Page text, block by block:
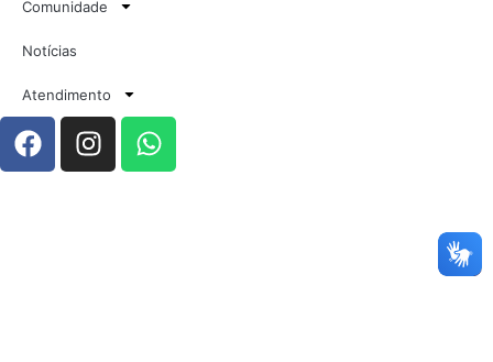
Comunidade
Notícias
Atendimento
4º Chamada – Resultado Processo Seletivo